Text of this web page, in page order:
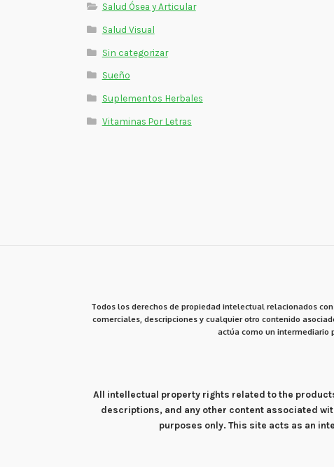
Salud Ósea y Articular
Salud Visual
Sin categorizar
Sueño
Suplementos Herbales
Vitaminas Por Letras
Todos los derechos de propiedad intelectual relacionados
comerciales, descripciones y cualquier otro contenido
actúa como un intermediario
All intellectual property rights related to the
descriptions, and any other content associated
purposes only. This site acts as an